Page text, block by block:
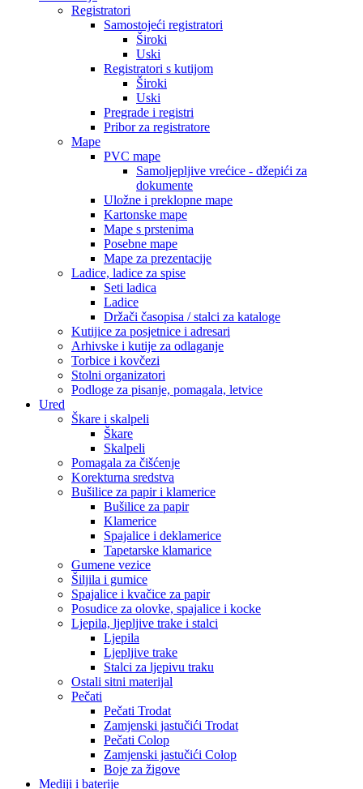
Registratori
Samostojeći registratori
Široki
Uski
Registratori s kutijom
Široki
Uski
Pregrade i registri
Pribor za registratore
Mape
PVC mape
Samoljepljive vrećice - džepići za
dokumente
Uložne i preklopne mape
Kartonske mape
Mape s prstenima
Posebne mape
Mape za prezentacije
Ladice, ladice za spise
Seti ladica
Ladice
Držači časopisa / stalci za kataloge
Kutijice za posjetnice i adresari
Arhivske i kutije za odlaganje
Torbice i kovčezi
Stolni organizatori
Podloge za pisanje, pomagala, letvice
Ured
Škare i skalpeli
Škare
Skalpeli
Pomagala za čišćenje
Korekturna sredstva
Bušilice za papir i klamerice
Bušilice za papir
Klamerice
Spajalice i deklamerice
Tapetarske klamarice
Gumene vezice
Šiljila i gumice
Spajalice i kvačice za papir
Posudice za olovke, spajalice i kocke
Ljepila, ljepljive trake i stalci
Ljepila
Ljepljive trake
Stalci za ljepivu traku
Ostali sitni materijal
Pečati
Pečati Trodat
Zamjenski jastučići Trodat
Pečati Colop
Zamjenski jastučići Colop
Boje za žigove
Mediji i baterije